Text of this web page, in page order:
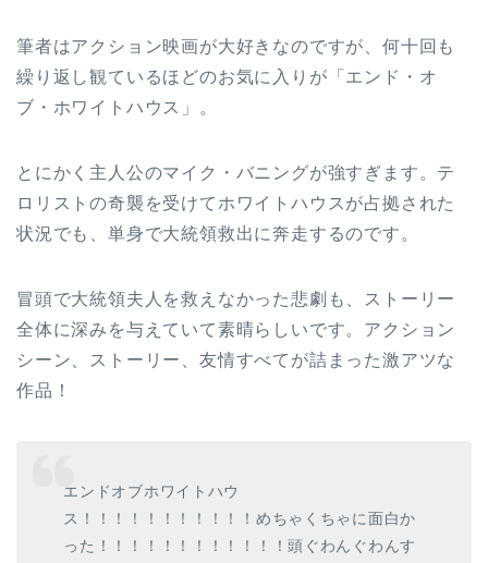
筆者はアクション映画が大好きなのですが、何十回も
繰り返し観ているほどのお気に入りが「エンド・オ
ブ・ホワイトハウス」。
とにかく主人公のマイク・バニングが強すぎます。テ
ロリストの奇襲を受けてホワイトハウスが占拠された
状況でも、単身で大統領救出に奔走するのです。
冒頭で大統領夫人を救えなかった悲劇も、ストーリー
全体に深みを与えていて素晴らしいです。アクション
シーン、ストーリー、友情すべてが詰まった激アツな
作品！
エンドオブホワイトハウ
ス！！！！！！！！！！！めちゃくちゃに面白か
った！！！！！！！！！！！！頭ぐわんぐわんす